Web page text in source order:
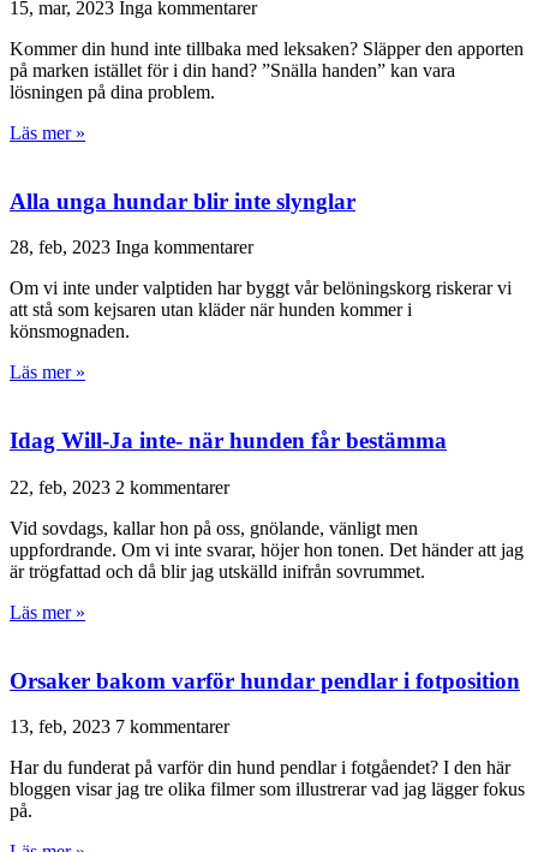
15, mar, 2023 Inga kommentarer
Kommer din hund inte tillbaka med leksaken? Släpper den apporten
på marken istället för i din hand? ”Snälla handen” kan vara
lösningen på dina problem.
Läs mer »
Alla unga hundar blir inte slynglar
28, feb, 2023 Inga kommentarer
Om vi inte under valptiden har byggt vår belöningskorg riskerar vi
att stå som kejsaren utan kläder när hunden kommer i
könsmognaden.
Läs mer »
Idag Will-Ja inte- när hunden får bestämma
22, feb, 2023 2 kommentarer
Vid sovdags, kallar hon på oss, gnölande, vänligt men
uppfordrande. Om vi inte svarar, höjer hon tonen. Det händer att jag
är trögfattad och då blir jag utskälld inifrån sovrummet.
Läs mer »
Orsaker bakom varför hundar pendlar i fotposition
13, feb, 2023 7 kommentarer
Har du funderat på varför din hund pendlar i fotgåendet? I den här
bloggen visar jag tre olika filmer som illustrerar vad jag lägger fokus
på.